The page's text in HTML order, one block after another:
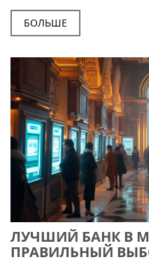
БОЛЬШЕ
ЛУЧШИЙ БАНК В
ПРАВИЛЬНЫЙ